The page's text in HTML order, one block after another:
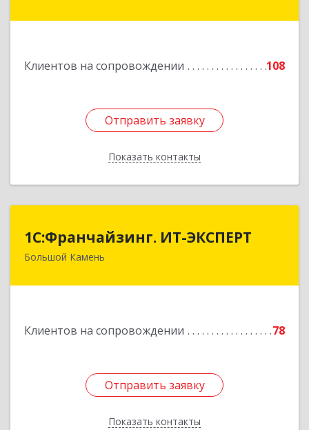
Клиентов на сопровождении 108
Отправить заявку
Показать контакты
Отправить заявку
Назад
1С:Франчайзинг. ИТ-ЭКСПЕРТ
Большой Камень
Клиентов на сопровождении 78
Отправить заявку
Показать контакты
1С:Франчайзинг. ИТ-ЭКСПЕРТ
692806, Приморский край, Большой Камень г,
Отправить заявку
Назад